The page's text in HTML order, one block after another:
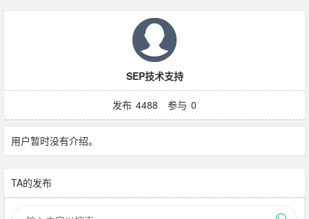
SEP技术支持
发布 4488 参与 0
用户暂时没有介绍。
TA的发布